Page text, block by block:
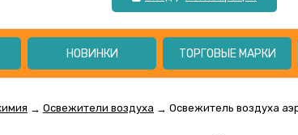
НОВИНКИ ТОРГОВЫЕ МАРКИ
→ Освежители воздуха → Освежитель воздуха